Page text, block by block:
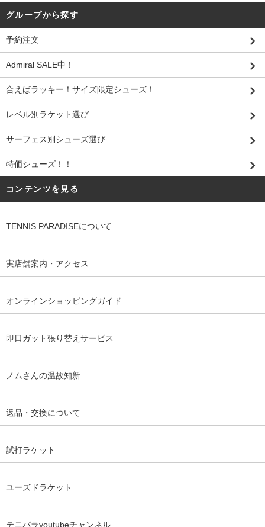
グループから探す
予約注文
Admiral SALE中！
合えばラッキー！サイズ限定シューズ！
レベル別ラケット選び
サーフェス別シューズ選び
特価シューズ！！
コンテンツを見る
TENNIS PARADISEについて
実店舗案内・アクセス
オンラインショッピングガイド
即日ガット張り替えサービス
ノムさんの温故知新
返品・交換について
試打ラケット
ユーズドラケット
テニパラyoutubeチャンネル